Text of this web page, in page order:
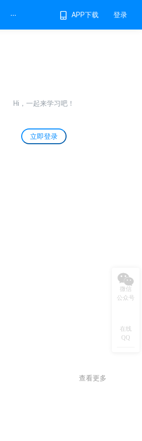
... APP下载 登录
微信
公众号
在线
QQ
Hi，一起来学习吧！
立即登录
查看更多